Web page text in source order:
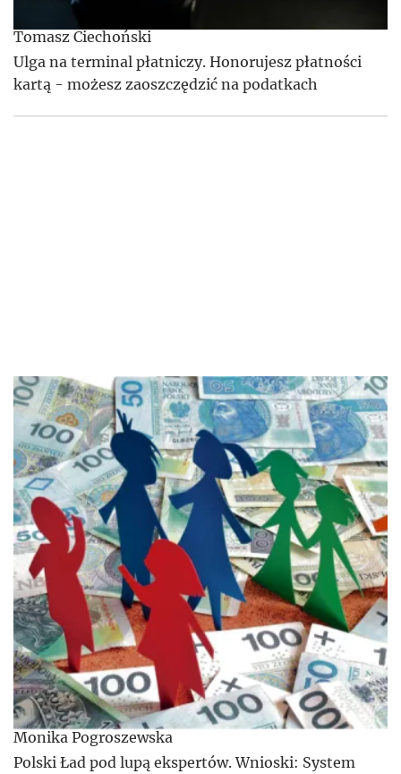
Tomasz Ciechoński
Ulga na terminal płatniczy. Honorujesz płatności
kartą - możesz zaoszczędzić na podatkach
Monika Pogroszewska
Polski Ład pod lupą ekspertów. Wnioski: System